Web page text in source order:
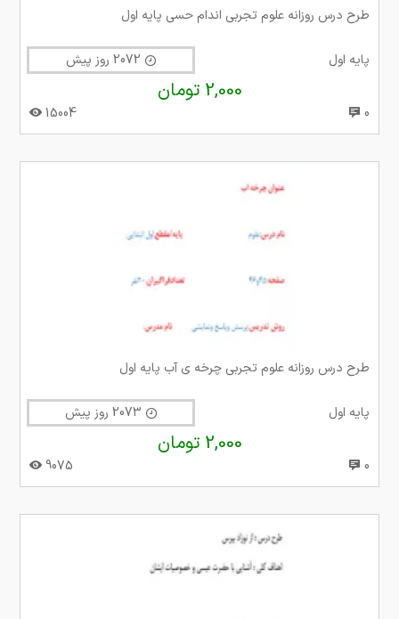
طرح درس روزانه علوم تجربی اندام حسی پایه اول
پایه اول
2,000 تومان
0
15004
طرح درس روزانه علوم تجربی چرخه ی آب پایه اول
پایه اول
2,000 تومان
0
9075